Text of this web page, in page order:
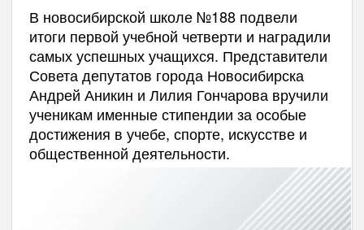
В новосибирской школе №188 подвели
итоги первой учебной четверти и наградили
самых успешных учащихся. Представители
Совета депутатов города Новосибирска
Андрей Аникин и Лилия Гончарова вручили
ученикам именные стипендии за особые
достижения в учебе, спорте, искусстве и
общественной деятельности.